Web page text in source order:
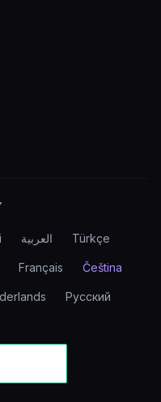
العربية Türkçe
Français Čeština
Русский